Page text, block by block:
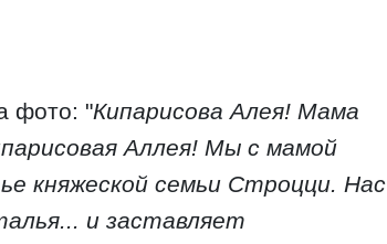
фото: "Кипарисова Алея! Мама
Аллея! Мы с мамой
княжеской семьи Строцци. Нас
и заставляет